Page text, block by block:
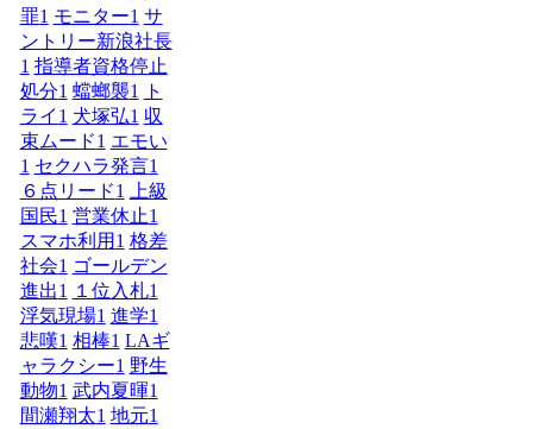
罪1 モニター1 サ
ントリー新浪社長
1 指導者資格停止
処分1 蟷螂襲1
ト
ライ 1 犬塚弘1 収
束ムード1 エモい
1 セクハラ発言1
６点リード1
上級
国民1 営業休止1
スマホ利用 1 格差
社会1 ゴールデン
進出1 １位入札1
浮気現場1 進学1
悲嘆1 相棒1 LAギ
ャラクシー1 野生
動物1 武内夏暉1
間瀬翔太1 地元1